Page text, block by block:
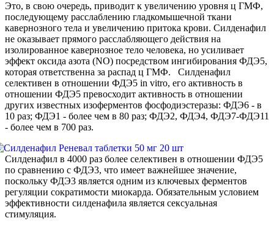
Это, в свою очередь, приводит к увеличению уровня ц ГМФ,
последующему расслаблению гладкомышечной ткани
кавернозного тела и увеличению притока крови. Силденафил
не оказывает прямого расслабляющего действия на
изолированное кавернозное тело человека, но усиливает
эффект оксида азота (NO) посредством ингибирования ФДЭ5,
которая ответственна за распад ц ГМФ. Силденафил
селективен в отношении ФДЭ5 in vitro, его активность в
отношении ФДЭ5 превосходит активность в отношении
других известных изоферментов фосфодиэстеразы: ФДЭ6 - в
10 раз; ФДЭ1 - более чем в 80 раз; ФДЭ2, ФДЭ4, ФДЭ7-ФДЭ11
- более чем в 700 раз.
Силденафил в 4000 раз более селективен в отношении ФДЭ5
по сравнению с ФДЭ3, что имеет важнейшее значение,
поскольку ФДЭ3 является одним из ключевых ферментов
регуляции сократимости миокарда. Обязательным условием
эффективности силденафила является сексуальная
стимуляция.